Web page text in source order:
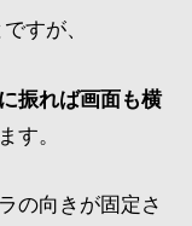
すが、
振れば画面も横
す。
の向きが固定さ